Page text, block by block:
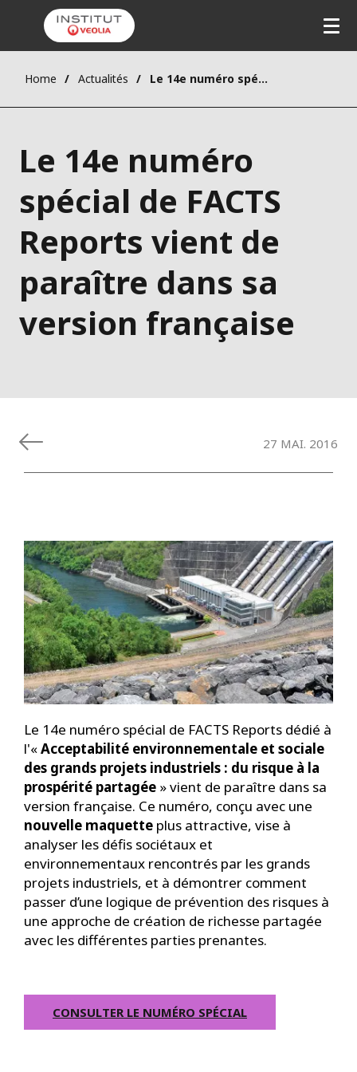
Home Actualités Le 14e numéro spécial de FACTS Reports vient de paraître dans sa version française
Le 14e numéro
spécial de FACTS
Reports vient de
paraître dans sa
version française
27 MAI. 2016
Le 14e numéro spécial de FACTS Reports dédié à
l'«Acceptabilité environnementale et sociale
des grands projets industriels : du risque à la
prospérité partagée » vient de paraître dans sa
version française. Ce numéro, conçu avec une
nouvelle maquette plus attractive, vise à
analyser les défis sociétaux et
environnementaux rencontrés par les grands
projets industriels, et à démontrer comment
passer d’une logique de prévention des risques à
une approche de création de richesse partagée
avec les différentes parties prenantes.
CONSULTER LE NUMÉRO SPÉCIAL